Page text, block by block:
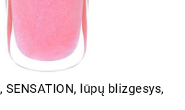
SENSATION, lūpų blizgesys,